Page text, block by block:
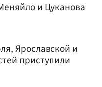
и Цуканова
Ярославской и
приступили